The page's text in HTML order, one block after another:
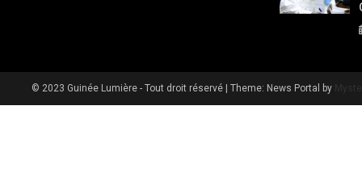
© 2023 Guinée Lumière - Tout droit réservé |Theme: News Portal by